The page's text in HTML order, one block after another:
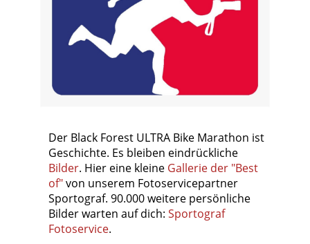
Der Black Forest ULTRA Bike Marathon ist
Geschichte. Es bleiben eindrückliche
Bilder. Hier eine kleine Gallerie der "Best
of"von unserem Fotoservicepartner
Sportograf. 90.000 weitere persönliche
Bilder warten auf dich: Sportograf
Fotoservice.